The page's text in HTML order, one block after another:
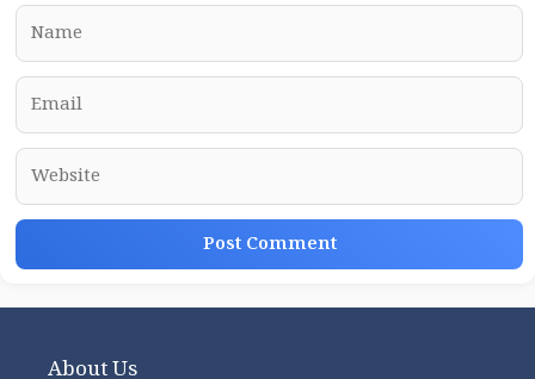
Name
Email
Website
About Us